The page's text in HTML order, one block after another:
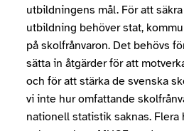
utbildningens mål. För att
utbildning behöver stat,
på skolfrånvaron. Det behövs
sätta in åtgärder för att
och för att stärka de svenska
vi inte hur omfattande
nationell statistik saknas. Flera